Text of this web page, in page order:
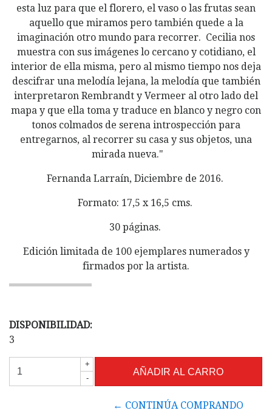
esta luz para que el florero, el vaso o las frutas sean
aquello que miramos pero también quede a la
imaginación otro mundo para recorrer. Cecilia nos
muestra con sus imágenes lo cercano y cotidiano, el
interior de ella misma, pero al mismo tiempo nos deja
descifrar una melodía lejana, la melodía que también
interpretaron Rembrandt y Vermeer al otro lado del
mapa y que ella toma y traduce en blanco y negro con
tonos colmados de serena introspección para
entregarnos, al recorrer su casa y sus objetos, una
mirada nueva."
Fernanda Larraín, Diciembre de 2016.
Formato: 17,5 x 16,5 cms.
30 páginas.
Edición limitada de 100 ejemplares numerados y
firmados por la artista.
DISPONIBILIDAD:
3
+
-
← CONTINÚA COMPRANDO